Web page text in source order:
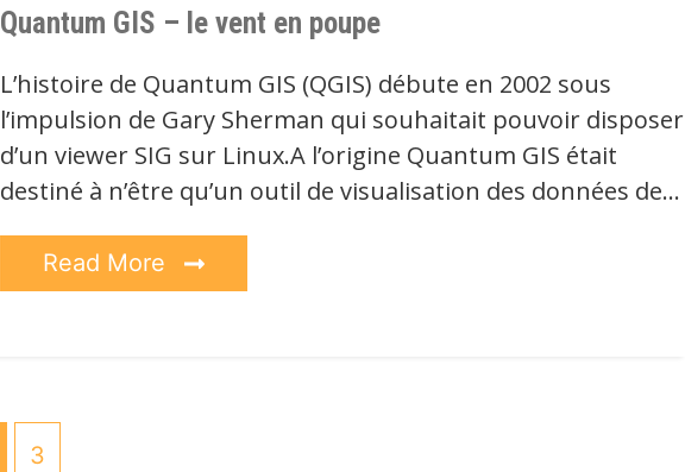
Quantum GIS – le vent en poupe
L’histoire de Quantum GIS (QGIS) débute en 2002 sous
l’impulsion de Gary Sherman qui souhaitait pouvoir disposer
d’un viewer SIG sur Linux.A l’origine Quantum GIS était
destiné à n’être qu’un outil de visualisation des données de…
Read More
3